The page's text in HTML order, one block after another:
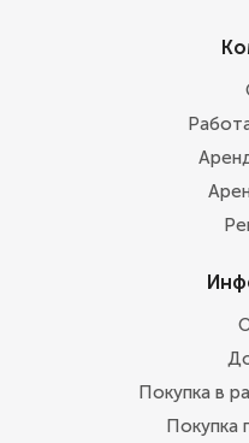
Покупка в
Покупка